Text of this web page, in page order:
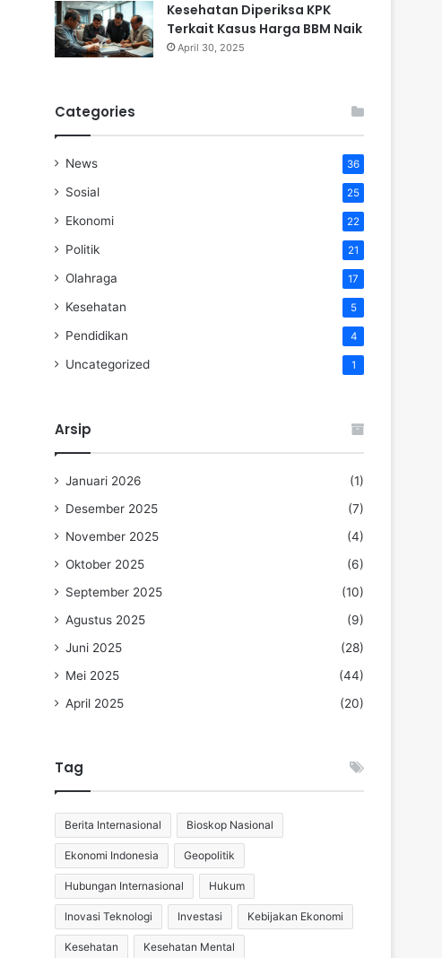
Kesehatan Diperiksa KPK
Terkait Kasus Harga BBM Naik
April 30, 2025
Categories
News 36
Sosial 25
Ekonomi 22
Politik 21
Olahraga 17
Kesehatan 5
Pendidikan 4
Uncategorized 1
Arsip
Januari 2026
(1)
Desember 2025
(7)
November 2025
(4)
Oktober 2025
(6)
September 2025
(10)
Agustus 2025
(9)
Juni 2025
(28)
Mei 2025
(44)
April 2025
(20)
Tag
Berita Internasional Bioskop Nasional
Ekonomi Indonesia Geopolitik
Hubungan Internasional Hukum
Inovasi Teknologi Investasi Kebijakan Ekonomi
Kesehatan Kesehatan Mental